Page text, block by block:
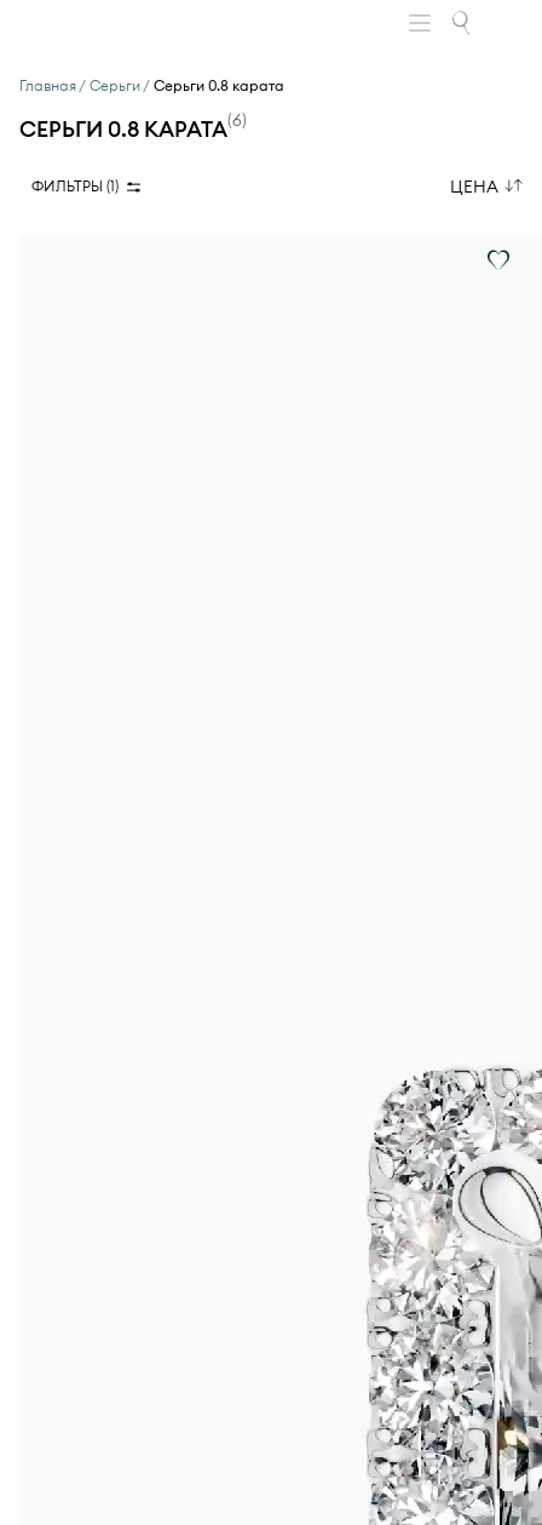
Главная Серьги Серьги 0.8 карата
СЕРЬГИ 0.8 КАРАТА(6)
ФИЛЬТРЫ (1) ЦЕНА